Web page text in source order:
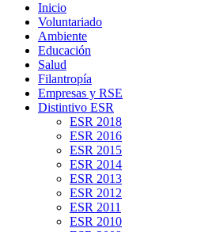
Inicio
Voluntariado
Ambiente
Educación
Salud
Filantropía
Empresas y RSE
Distintivo ESR
ESR 2018
ESR 2016
ESR 2015
ESR 2014
ESR 2013
ESR 2012
ESR 2011
ESR 2010